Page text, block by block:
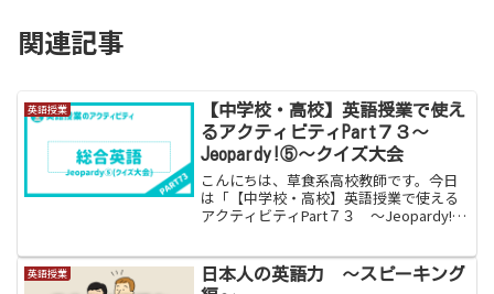
関連記事
英語授業
【中学校・高校】英語授業で使え
るアクティビティPart７３〜
Jeopardy!⑤〜クイズ大会
こんにちは、草食系高校教師です。今日
は「【中学校・高校】英語授業で使える
アクティビティPart７３ 〜Jeopardy!
系教師１０人ほどの方からリクエストが
あり...
英語授業
日本人の英語力 〜スピーキング